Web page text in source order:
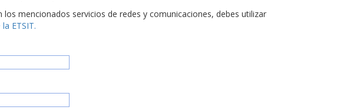
mencionados servicios de redes y comunicaciones, debes utilizar
ETSIT.